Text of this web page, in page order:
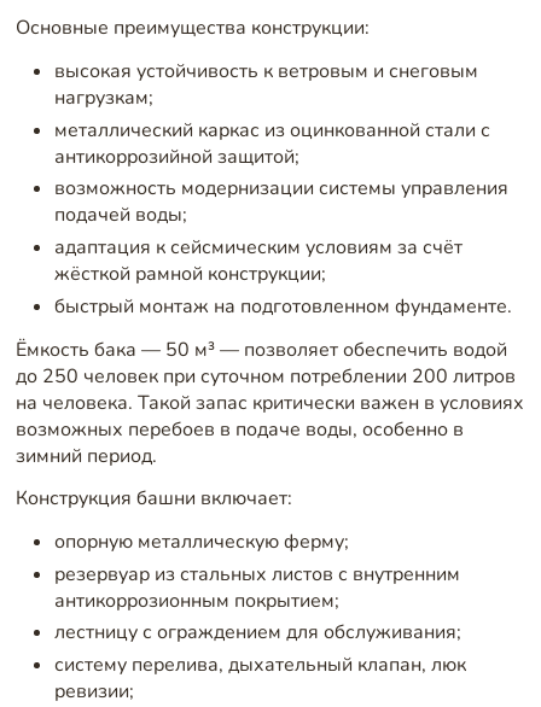
Основные преимущества конструкции:
высокая устойчивость к ветровым и снеговым
нагрузкам;
металлический каркас из оцинкованной стали с
антикоррозийной защитой;
возможность модернизации системы управления
подачей воды;
адаптация к сейсмическим условиям за счёт
жёсткой рамной конструкции;
быстрый монтаж на подготовленном фундаменте.
Ёмкость бака — 50 м³ — позволяет обеспечить водой
до 250 человек при суточном потреблении 200 литров
на человека. Такой запас критически важен в условиях
возможных перебоев в подаче воды, особенно в
зимний период.
Конструкция башни включает:
опорную металлическую ферму;
резервуар из стальных листов с внутренним
антикоррозионным покрытием;
лестницу с ограждением для обслуживания;
систему перелива, дыхательный клапан, люк
ревизии;